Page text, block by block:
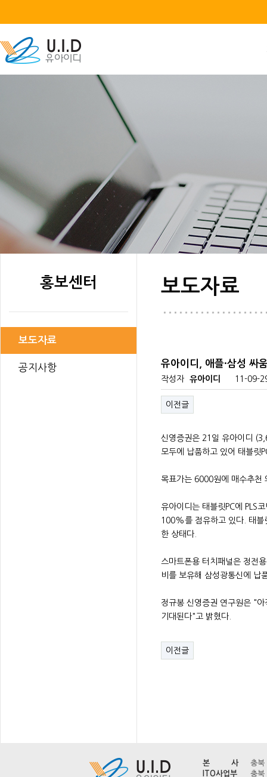
홍보센터
보도자료
공지사항
보도자료
유아이디, 애플·삼성 싸
작성자 유아이디 11-09-
이전글
신영증권은 21일 유아이디
모두에 납품하고 있어 태블릿
목표가는 6000원에 매수추천
유아이디는 태블릿PC에 PLS
100%를 점유하고 있다. 태블
한 상태다.
스마트폰용 터치패널은 정전
비를 보유해 삼성광통신에 납
정규봉 신영증권 연구원은 "
기대된다"고 밝혔다.
이전글
본 사
충
ITO사업부
충